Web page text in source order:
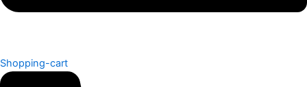
Shopping-cart